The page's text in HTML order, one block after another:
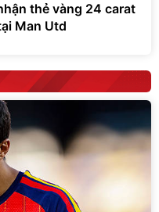
thẻ vàng 24 carat
Man Utd